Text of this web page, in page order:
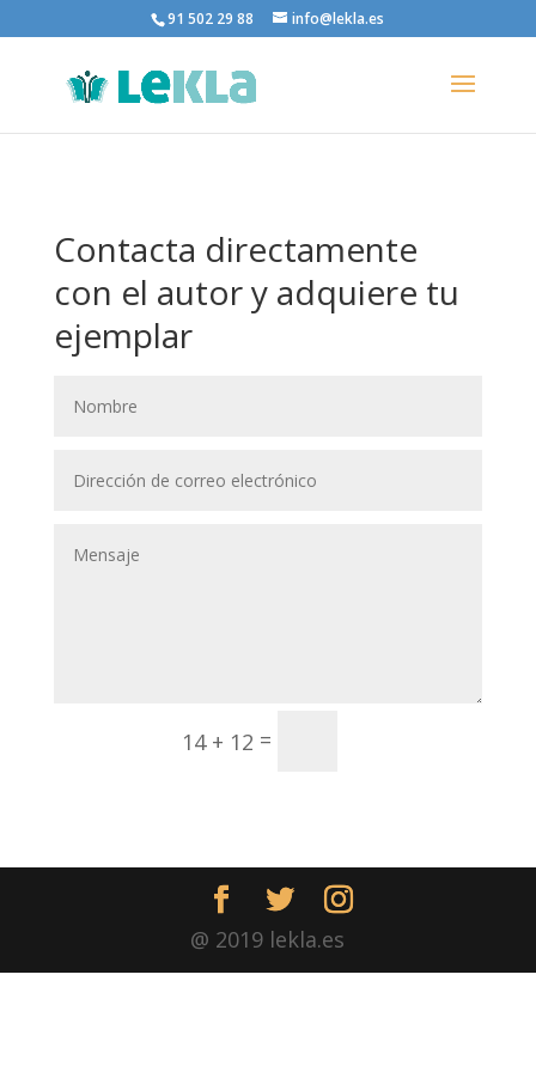
91 502 29 88 info@lekla.es
Contacta directamente
con el autor y adquiere tu
ejemplar
14 + 12 =
@ 2019 lekla.es